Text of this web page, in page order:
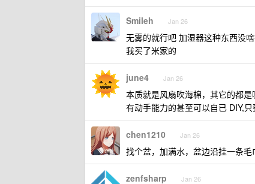
Smileh Jan 26
无雾的就行吧 加湿器这种东西没
我买了米家的
june4 Jan 26
本质就是风扇吹海棉，其它的都是
有动手能力的甚至可以自已 DIY,只
chen1210 Jan 26
找个盆，加满水，盆边沿挂一条毛
zenfsharp Jan 26